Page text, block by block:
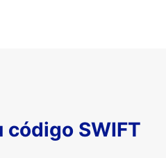
código SWIFT